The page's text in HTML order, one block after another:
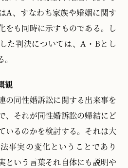
ンAとする）と、後者の流れ、
の変化を憲法判断に取り入れる
とする）が合わさって、同性婚訴
ながっているように思われる。
るものと考えるが、他方で、こ
方裁判所、高等裁判所の同性婚
ていても、その取り入れ方や
だろうか。
ンから先の2つの流れを確認し
判断を見た上で、その判断間の
まえ、同性婚訴訟についての検
A、すなわち家族や婚姻に関す
をも同時に示すものである。し
た判決については、A・Bとし
観
の同性婚訴訟に関する出来事を
、それが同性婚訴訟の帰結にど
いるのかを検討する。それは大
事実の変化ということであり
という言葉それ自体にも説明や